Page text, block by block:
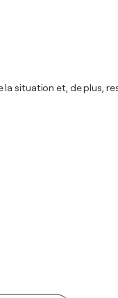
situation et, de plus,